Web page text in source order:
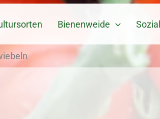
Bienenweide